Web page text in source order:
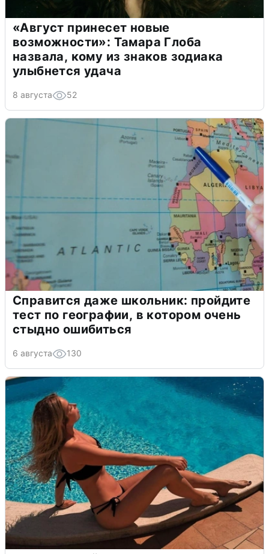
«Август принесет новые
возможности»: Тамара Глоба
назвала, кому из знаков зодиака
улыбнется удача
8 августа 52
Справится даже школьник: пройдите
тест по географии, в котором очень
стыдно ошибиться
6 августа 130